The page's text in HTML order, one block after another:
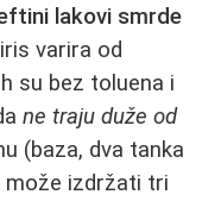
lakovi smrde
varira od
su bez toluena i
ne traju duže od
(baza, dva tanka
može izdržati tri